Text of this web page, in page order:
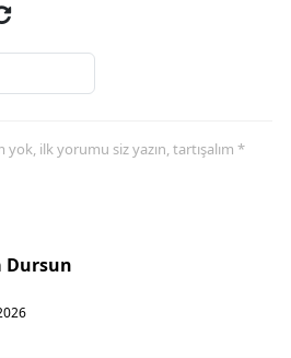
ilk yorumu siz yazın, tartışalım *
Dursun